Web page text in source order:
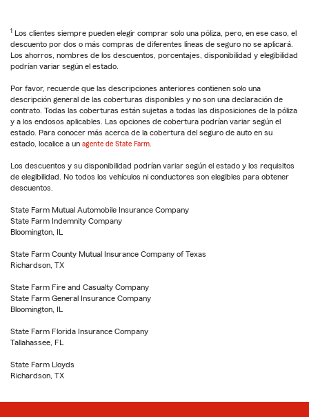
1 Los clientes siempre pueden elegir comprar solo una póliza, pero, en ese caso, el
descuento por dos o más compras de diferentes líneas de seguro no se aplicará.
Los ahorros, nombres de los descuentos, porcentajes, disponibilidad y elegibilidad
podrían variar según el estado.
Por favor, recuerde que las descripciones anteriores contienen solo una
descripción general de las coberturas disponibles y no son una declaración de
contrato. Todas las coberturas están sujetas a todas las disposiciones de la póliza
y a los endosos aplicables. Las opciones de cobertura podrían variar según el
estado. Para conocer más acerca de la cobertura del seguro de auto en su
estado, localice a un agente de State Farm
Los descuentos y su disponibilidad podrían variar según el estado y los requisitos
de elegibilidad. No todos los vehículos ni conductores son elegibles para obtener
descuentos.
State Farm Mutual Automobile Insurance Company
State Farm Indemnity Company
Bloomington, IL
State Farm County Mutual Insurance Company of Texas
Richardson, TX
State Farm Fire and Casualty Company
State Farm General Insurance Company
Bloomington, IL
State Farm Florida Insurance Company
Tallahassee, FL
State Farm Lloyds
Richardson, TX